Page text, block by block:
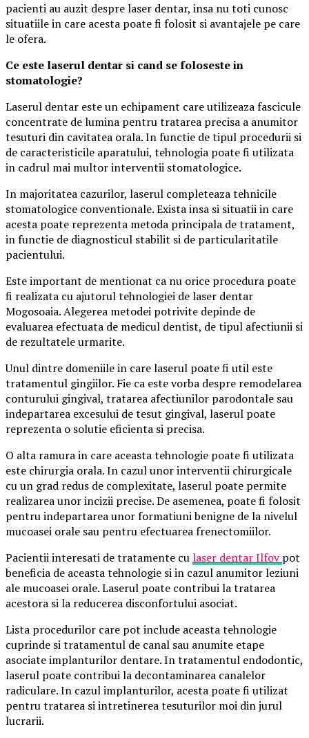
pacienti au auzit despre laser dentar, insa nu toti cunosc
situatiile in care acesta poate fi folosit si avantajele pe care
le ofera.
Ce este laserul dentar si cand se foloseste in
stomatologie?
Laserul dentar este un echipament care utilizeaza fascicule
concentrate de lumina pentru tratarea precisa a anumitor
tesuturi din cavitatea orala. In functie de tipul procedurii si
de caracteristicile aparatului, tehnologia poate fi utilizata
in cadrul mai multor interventii stomatologice.
In majoritatea cazurilor, laserul completeaza tehnicile
stomatologice conventionale. Exista insa si situatii in care
acesta poate reprezenta metoda principala de tratament,
in functie de diagnosticul stabilit si de particularitatile
pacientului.
Este important de mentionat ca nu orice procedura poate
fi realizata cu ajutorul tehnologiei de laser dentar
Mogosoaia. Alegerea metodei potrivite depinde de
evaluarea efectuata de medicul dentist, de tipul afectiunii si
de rezultatele urmarite.
Unul dintre domeniile in care laserul poate fi util este
tratamentul gingiilor. Fie ca este vorba despre remodelarea
conturului gingival, tratarea afectiunilor parodontale sau
indepartarea excesului de tesut gingival, laserul poate
reprezenta o solutie eficienta si precisa.
O alta ramura in care aceasta tehnologie poate fi utilizata
este chirurgia orala. In cazul unor interventii chirurgicale
cu un grad redus de complexitate, laserul poate permite
realizarea unor incizii precise. De asemenea, poate fi folosit
pentru indepartarea unor formatiuni benigne de la nivelul
mucoasei orale sau pentru efectuarea frenectomiilor.
Pacientii interesati de tratamente culaser dentar Ilfovpot
beneficia de aceasta tehnologie si in cazul anumitor leziuni
ale mucoasei orale. Laserul poate contribui la tratarea
acestora si la reducerea disconfortului asociat.
Lista procedurilor care pot include aceasta tehnologie
cuprinde si tratamentul de canal sau anumite etape
asociate implanturilor dentare. In tratamentul endodontic,
laserul poate contribui la decontaminarea canalelor
radiculare. In cazul implanturilor, acesta poate fi utilizat
pentru tratarea si intretinerea tesuturilor moi din jurul
lucrarii.